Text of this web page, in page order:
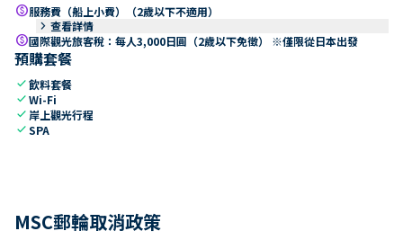
paid服務費（船上小費）（2歲以下不適用）
keyboard_arrow_right 查看詳情
paid國際觀光旅客稅：每人3,000日圓（2歲以下免徵） ※僅限從日本出發
預購套餐
check飲料套餐
checkWi-Fi
check 岸上觀光行程
checkSPA
MSC郵輪取消政策